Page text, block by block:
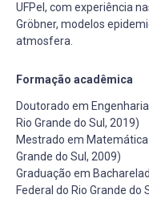
UFPel, com experiência
Gröbner, modelos
atmosfera.
Formação acadêmica
Doutorado em
Rio Grande do Sul, 2019)
Mestrado em
Grande do Sul, 2009)
Graduação em
Federal do Rio Grande do